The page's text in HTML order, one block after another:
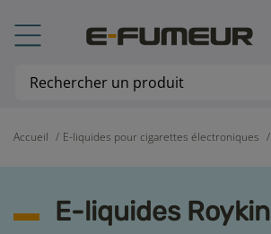
Accueil E-liquides pour cigarettes électroniques
E-liquides Roykin